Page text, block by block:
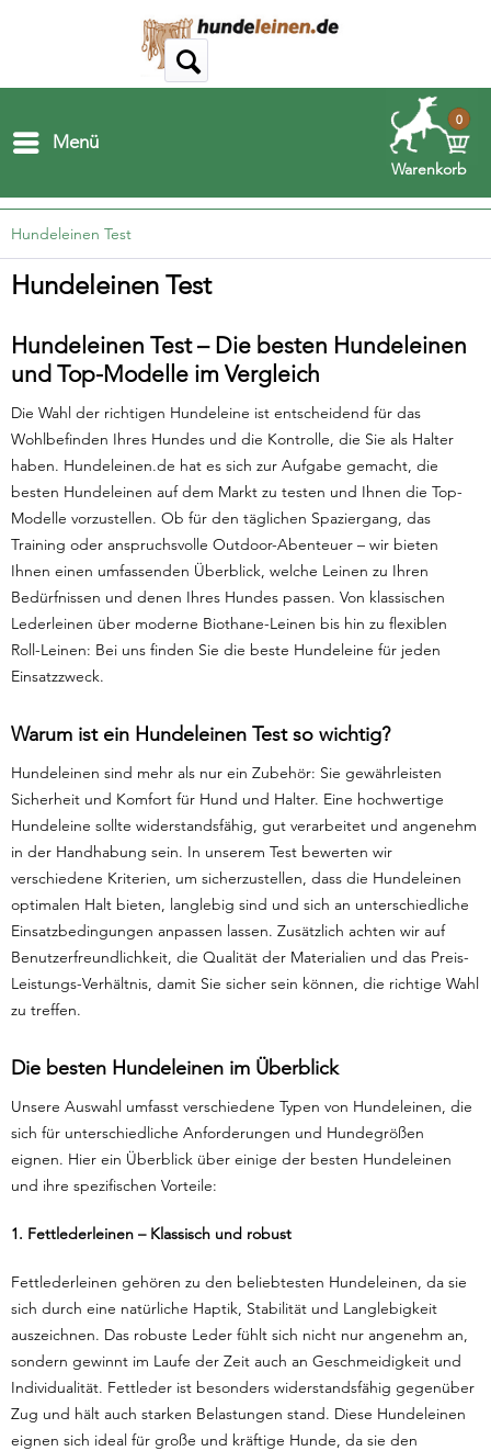
Menü
Warenkorb
0
Hundeleinen Test
Hundeleinen Test
Hundeleinen Test – Die besten Hundeleinen
und Top-Modelle im Vergleich
Die Wahl der richtigen Hundeleine ist entscheidend für das
Wohlbefinden Ihres Hundes und die Kontrolle, die Sie als Halter
haben. Hundeleinen.de hat es sich zur Aufgabe gemacht, die
besten Hundeleinen auf dem Markt zu testen und Ihnen die Top-
Modelle vorzustellen. Ob für den täglichen Spaziergang, das
Training oder anspruchsvolle Outdoor-Abenteuer – wir bieten
Ihnen einen umfassenden Überblick, welche Leinen zu Ihren
Bedürfnissen und denen Ihres Hundes passen. Von klassischen
Lederleinen über moderne Biothane-Leinen bis hin zu flexiblen
Roll-Leinen: Bei uns finden Sie die beste Hundeleine für jeden
Einsatzzweck.
Warum ist ein Hundeleinen Test so wichtig?
Hundeleinen sind mehr als nur ein Zubehör: Sie gewährleisten
Sicherheit und Komfort für Hund und Halter. Eine hochwertige
Hundeleine sollte widerstandsfähig, gut verarbeitet und angenehm
in der Handhabung sein. In unserem Test bewerten wir
verschiedene Kriterien, um sicherzustellen, dass die Hundeleinen
optimalen Halt bieten, langlebig sind und sich an unterschiedliche
Einsatzbedingungen anpassen lassen. Zusätzlich achten wir auf
Benutzerfreundlichkeit, die Qualität der Materialien und das Preis-
Leistungs-Verhältnis, damit Sie sicher sein können, die richtige Wahl
zu treffen.
Die besten Hundeleinen im Überblick
Unsere Auswahl umfasst verschiedene Typen von Hundeleinen, die
sich für unterschiedliche Anforderungen und Hundegrößen
eignen. Hier ein Überblick über einige der besten Hundeleinen
und ihre spezifischen Vorteile:
1. Fettlederleinen – Klassisch und robust
Fettlederleinen gehören zu den beliebtesten Hundeleinen, da sie
sich durch eine natürliche Haptik, Stabilität und Langlebigkeit
auszeichnen. Das robuste Leder fühlt sich nicht nur angenehm an,
sondern gewinnt im Laufe der Zeit auch an Geschmeidigkeit und
Individualität. Fettleder ist besonders widerstandsfähig gegenüber
Zug und hält auch starken Belastungen stand. Diese Hundeleinen
eignen sich ideal für große und kräftige Hunde, da sie den